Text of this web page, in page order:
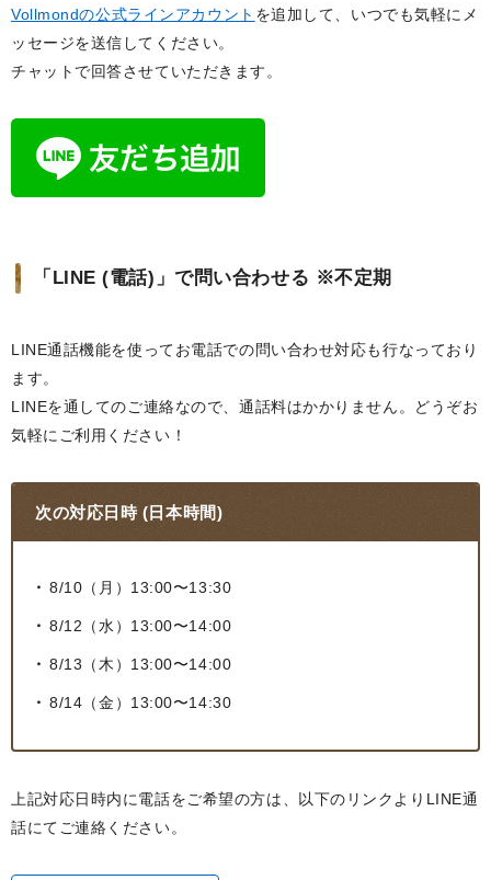
Vollmondの公式ラインアカウント を追加して、いつでも気軽にメ
ッセージを送信してください。
チャットで回答させていただきます。
「LINE (電話)」で問い合わせる ※不定期
LINE通話機能を使ってお電話での問い合わせ対応も行なっており
ます。
LINEを通してのご連絡なので、通話料はかかりません。どうぞお
気軽にご利用ください！
次の対応日時 (日本時間)
8/10（月）13:00〜13:30
8/12（水）13:00〜14:00
8/13（木）13:00〜14:00
8/14（金）13:00〜14:30
上記対応日時内に電話をご希望の方は、以下のリンクよりLINE通
話にてご連絡ください。